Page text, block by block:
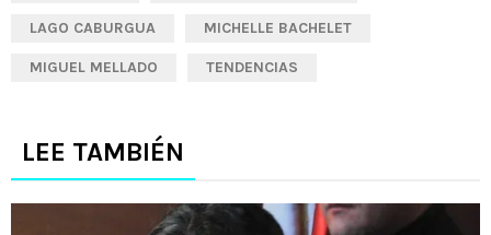
LAGO CABURGUA MICHELLE BACHELET
MIGUEL MELLADO TENDENCIAS
LEE TAMBIÉN